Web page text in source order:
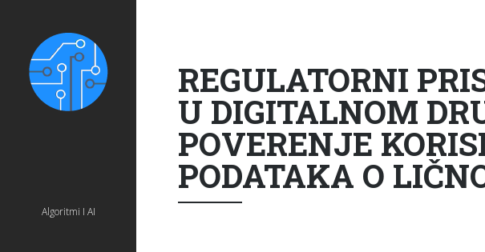
Algoritmi I AI
REGULATORNI
U DIGITALNOM
POVERENJE
PODATAKA O